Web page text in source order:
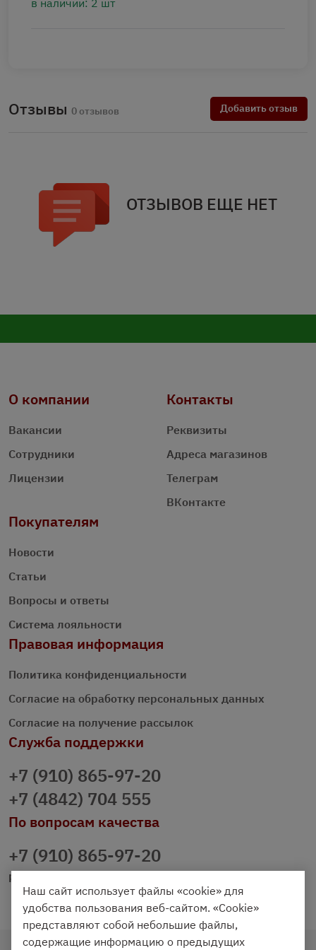
в наличии: 2 шт
Отзывы 0 отзывов Добавить отзыв
ОТЗЫВОВ ЕЩЕ НЕТ
О компании
Вакансии
Сотрудники
Лицензии
Контакты
Реквизиты
Адреса магазинов
Телеграм
ВКонтакте
Покупателям
Новости
Статьи
Вопросы и ответы
Система лояльности
Правовая информация
Политика конфиденциальности
Согласие на обработку персональных данных
Согласие на получение рассылок
Служба поддержки
+7 (910) 865-97-20
+7 (4842) 704 555
По вопросам качества
+7 (910) 865-97-20
prazdnichniy40@palmi.ru
Наш сайт использует файлы «cookie» для
удобства пользования веб-сайтом. «Cookie»
представляют собой небольшие файлы,
содержащие информацию о предыдущих